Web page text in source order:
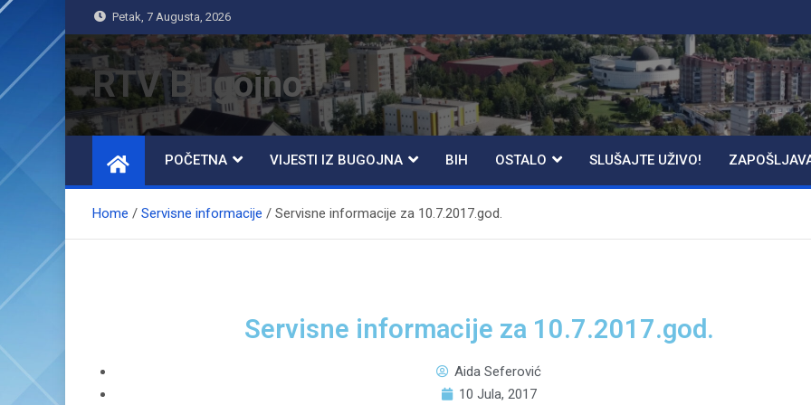
Petak, 7 Augusta, 2026
RTV Bugojno
POČETNA VIJESTI IZ BUGOJNA BIH OSTALO SLUŠAJTE UŽIVO!
Home Servisne informacije Servisne informacije za 10.7.2017.god.
Servisne informacije za 10.7.2017.god.
Aida Seferović
10 Jula, 2017